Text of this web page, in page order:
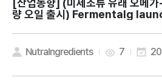
[산업동향]
량 오일 출시) Fermentalg
NutraIngredients 7